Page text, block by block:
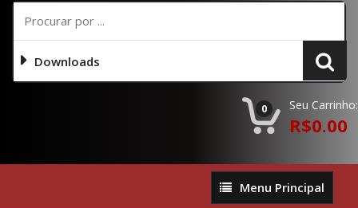
Downloads
0 Seu Carrinho:
R$0.00
Menu
Principal
Menu Principal